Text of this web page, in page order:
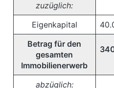
zuzüglich:
Eigenkapital
Betrag für den
gesamten
Immobilienerwerb
abzüglich: